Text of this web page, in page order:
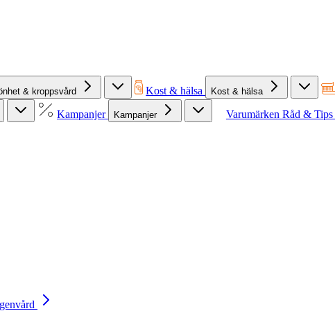
& kroppsvård Kost & hälsa Kost & hälsa
Kampanjer
Kampanjer Varumärken Råd & Tips